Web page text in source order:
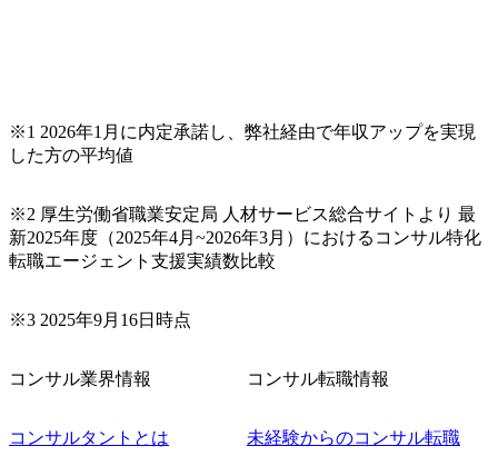
※1 2026年1月に内定承諾し、弊社経由で年収アップを実現
した方の平均値
※2 厚生労働省職業安定局 人材サービス総合サイトより 最
新2025年度（2025年4月~2026年3月）におけるコンサル特化
転職エージェント支援実績数比較
※3 2025年9月16日時点
コンサル業界情報
コンサルタントとは
コンサル転職情報
未経験からのコンサル転職